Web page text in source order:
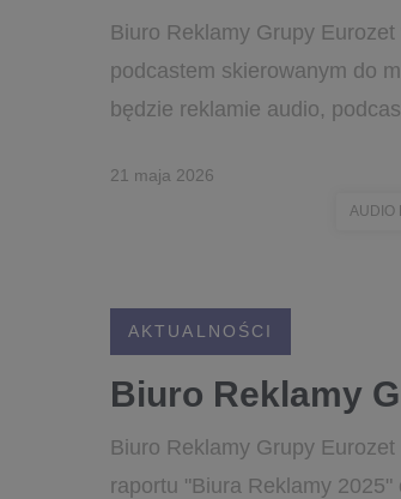
Biuro Reklamy Grupy
podcastem skierowanym do
będzie reklamie audio,
21 maja 2026
AUDIO
AKTUALNOŚCI
Biuro Reklamy
Biuro Reklamy Grupy
raportu "Biura Reklamy